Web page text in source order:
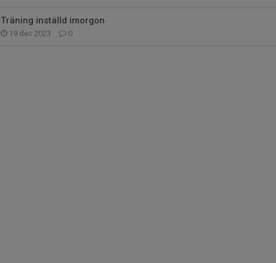
Träning inställd imorgon
19 dec 2023 0